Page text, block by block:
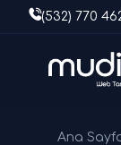
(532) 770
Ana